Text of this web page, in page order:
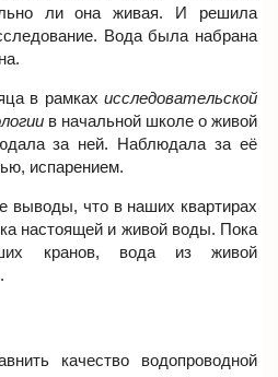
ли она живая. И решила
Вода была набрана
в рамках исследовательской
в начальной школе о живой
за ней. Наблюдала за её
испарением.
выводы, что в наших квартирах
настоящей и живой воды. Пока
кранов, вода из живой
качество водопроводной